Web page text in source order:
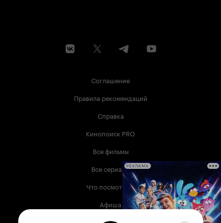
Соглашение
Правила рекомендаций
Справка
Кинопоиск PRO
Все фильмы
Все сериалы
Что посмотреть
Афиша
РЕКЛАМА